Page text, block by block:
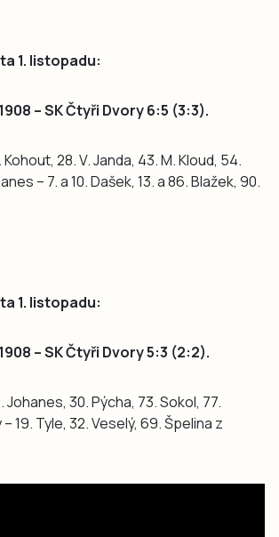
1. listopadu:
– SK Čtyři Dvory 6:5 (3:3).
Kohout, 28. V. Janda, 43. M. Kloud, 54.
– 7. a 10. Dašek, 13. a 86. Blažek, 90.
1. listopadu:
– SK Čtyři Dvory 5:3 (2:2).
Johanes, 30. Pýcha, 73. Sokol, 77.
19. Tyle, 32. Veselý, 69. Špelina z